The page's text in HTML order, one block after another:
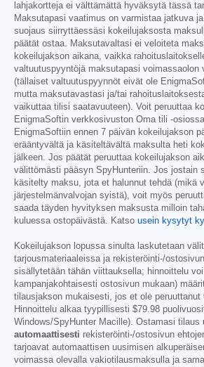
lahjakortteja ei välttämättä hyväksytä tässä
Maksutapasi vaatimus on varmistaa jatkuva
suojaus siirryttäessäsi kokeilujaksosta
päätät ostaa. Maksutavaltasi ei veloiteta
kokeilujakson aikana, vaikka
valtuutuspyyntöjä maksutapasi voimassaolon
(tällaiset valtuutuspyynnöt eivät ole
mutta maksutavastasi ja/tai
vaikuttaa tilisi saatavuuteen). Voit peruuttaa
EnigmaSoftin verkkosivuston Oma tili -
EnigmaSoftiin ennen 7 päivän kokeilujakson
erääntyvältä ja käsiteltävältä maksulta heti
jälkeen. Jos päätät peruuttaa kokeilujakson
välittömästi pääsyn SpyHunteriin. Jos jostain
käsitelty maksu, jota et halunnut tehdä (mikä
järjestelmänvalvojan syistä), voit myös
saada täyden hyvityksen maksusta milloin
kuluessa ostopäivästä. Katso usein kysytyt
Kokeilujakson lopussa sinulta laskutetaan
tarjousmateriaaleissa ja rekisteröinti-/
sisällytetään tähän viittauksella; hinnoittelu
kampanjakohtaisesti ostosivun mukaan)
tilausjakson mukaisesti, jos et ole peruuttanut
Hinnoittelu alkaa tyypillisesti $79.98
Windows/SpyHunter Macille). Ostamasi tilaus
automaattisesti rekisteröinti-/ostosivun
tarjoavat automaattisen uusimisen
voimassa olevalla vakiotilausmaksulla ja